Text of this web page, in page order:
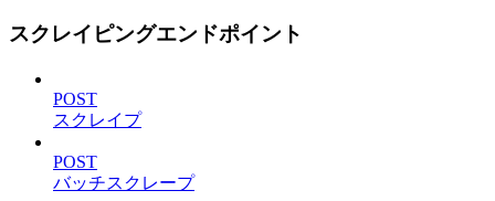
スクレイピングエンドポイント
POST
スクレイプ
POST
バッチスクレープ